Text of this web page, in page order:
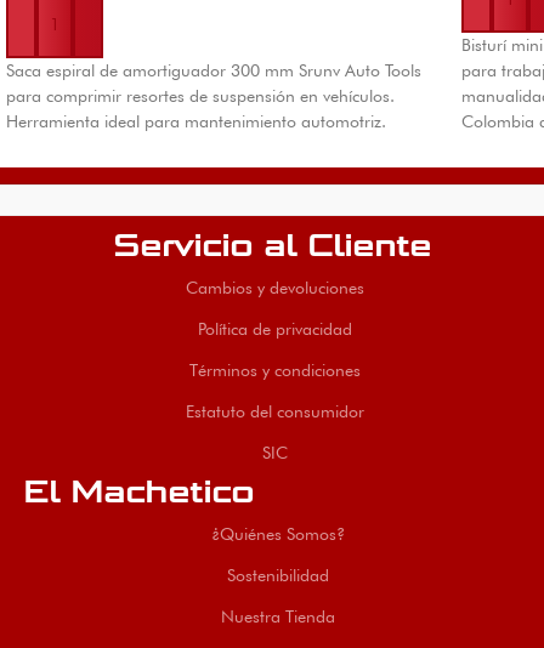
Saca espiral de amortiguador 300 mm Srunv Auto Tools
para comprimir resortes de suspensión en vehículos.
Herramienta ideal para mantenimiento automotriz.
Bisturí
para
Colombia
Servicio al Cliente
Cambios y devoluciones
Política de privacidad
Términos y condiciones
Estatuto del consumidor
SIC
El Machetico
¿Quiénes Somos?
Sostenibilidad
Nuestra Tienda